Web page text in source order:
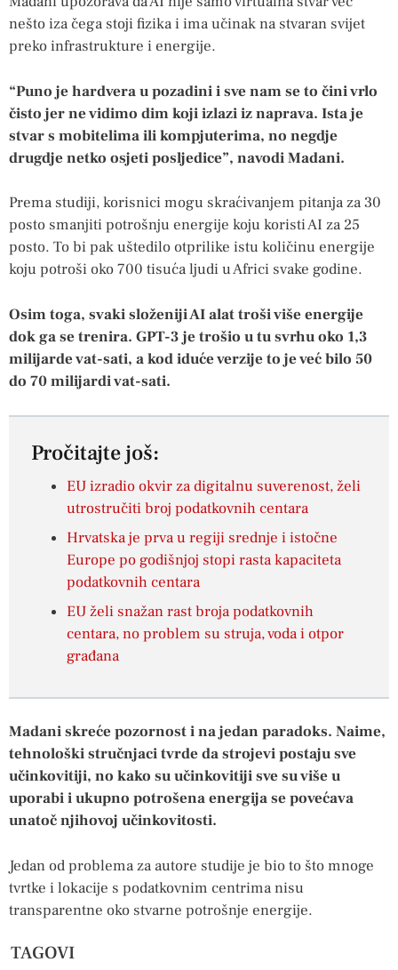
nešto iza čega stoji fizika i ima učinak na stvaran svijet
preko infrastrukture i energije.
“Puno je hardvera u pozadini i sve nam se to čini vrlo
čisto jer ne vidimo dim koji izlazi iz naprava. Ista je
stvar s mobitelima ili kompjuterima, no negdje
drugdje netko osjeti posljedice”, navodi Madani.
Prema studiji, korisnici mogu skraćivanjem pitanja za 30
posto smanjiti potrošnju energije koju koristi AI za 25
posto. To bi pak uštedilo otprilike istu količinu energije
koju potroši oko 700 tisuća ljudi u Africi svake godine.
Osim toga, svaki složeniji AI alat troši više energije
dok ga se trenira. GPT-3 je trošio u tu svrhu oko 1,3
milijarde vat-sati, a kod iduće verzije to je već bilo 50
do 70 milijardi vat-sati.
Pročitajte još:
EU izradio okvir za digitalnu suverenost, želi
utrostručiti broj podatkovnih centara
Hrvatska je prva u regiji srednje i istočne
Europe po godišnjoj stopi rasta kapaciteta
podatkovnih centara
EU želi snažan rast broja podatkovnih
centara, no problem su struja, voda i otpor
građana
Madani skreće pozornost i na jedan paradoks. Naime,
tehnološki stručnjaci tvrde da strojevi postaju sve
učinkovitiji, no kako su učinkovitiji sve su više u
uporabi i ukupno potrošena energija se povećava
unatoč njihovoj učinkovitosti.
Jedan od problema za autore studije je bio to što mnoge
tvrtke i lokacije s podatkovnim centrima nisu
transparentne oko stvarne potrošnje energije.
TAGOVI